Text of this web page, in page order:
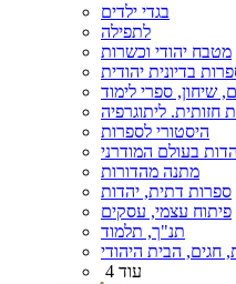
בגדי ילדים
לתפילה
מטבח יהודי וכשרות
בדיונית יהודית
שיחון, ספרי לימוד
חזותית. ליתוגרפיה
היסטורי לספרות
בעולם המודרני
מתנה מהדורות
ספרות דתית, יהדות
פיתוח עצמי, עסקים
תנ"ך, תלמוד
חגים, הבית היהודי
עוד 4